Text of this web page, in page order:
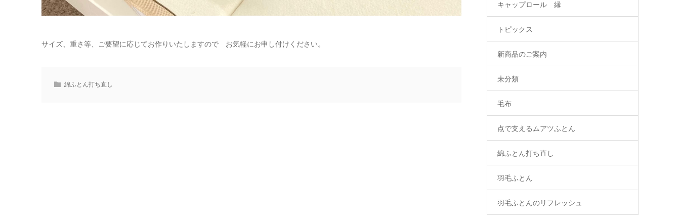
サイズ、重さ等、ご要望に応じてお作りいたしますので お気軽にお申し付けください。
綿ふとん打ち直し
キャップロール 縁
トピックス
新商品のご案内
未分類
毛布
点で支えるムアツふとん
綿ふとん打ち直し
羽毛ふとん
羽毛ふとんのリフレッシュ